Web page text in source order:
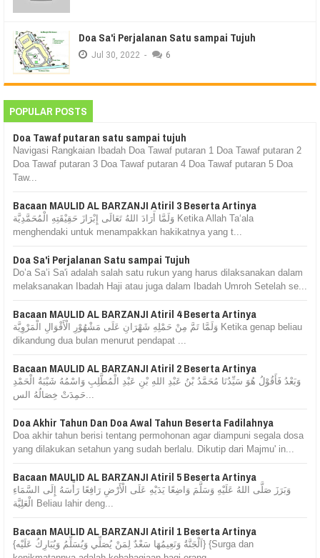
Doa Sa'i Perjalanan Satu sampai Tujuh
Jul 30, 2022 - 6
POPULAR POSTS
Doa Tawaf putaran satu sampai tujuh
Navigasi Rangkaian Ibadah Doa Tawaf putaran 1 Doa Tawaf putaran 2
Doa Tawaf putaran 3 Doa Tawaf putaran 4 Doa Tawaf putaran 5 Doa
Taw...
Bacaan MAULID AL BARZANJI Atiril 3 Beserta Artinya
وَلَمَّا أَرَادَ اللهُ تَعَالَى إِبْرَازَ حَقِيْقَتِهِ الْمُحَمَّدِيَّة Ketika Allah Ta‘ala
menghendaki untuk menampakkan hakikatnya yang t...
Doa Sa'i Perjalanan Satu sampai Tujuh
Do’a Sa’i Sa'i adalah salah satu rukun yang harus dilaksanakan dalam
melaksanakan Ibadah Haji atau juga dalam Ibadah Umroh Setelah se...
Bacaan MAULID AL BARZANJI Atiril 4 Beserta Artinya
وَلَمَّا تَمَّ مِنْ حَمْلِهِ شَهْرَانِ عَلَى مَشْهُوْرِ الْأَقْوَالِ الْمَرْوِيَّة Ketika genap beliau
dikandung dua bulan menurut pendapat ...
Bacaan MAULID AL BARZANJI Atiril 2 Beserta Artinya
وَبَعْدُ فَأَقُوْلُ هُوَ سَيِّدُنَا مُحَمَّدُ بْنُ عَبْدِ اللهِ بْنِ عَبْدِ الْمُطَّلِبِ وَاسْمُهُ شَيْبَةُ الْحَمْدِ
حَمِدَتْ خِصَالُهُ الس...
Doa Akhir Tahun Dan Doa Awal Tahun Beserta Fadilahnya
Doa akhir tahun berisi tentang permohonan agar diampuni segala dosa
yang dilakukan setahun yang sudah berlalu. Dikutip dari Majmu' in...
Bacaan MAULID AL BARZANJI Atiril 5 Beserta Artinya
وَبَرَزَ صَلَّى اللهُ عَلَيْهِ وَسَلَّمَ وَاضِعًا يَدَيْهِ عَلَى الْأَرْضِ رَافِعًا رَأْسَهُ إِلَى السَّمَاءِ
الْعَلِيَّة Beliau lahir deng...
Bacaan MAULID AL BARZANJI Atiril 1 Beserta Artinya
{اَلْجَنَّةُ وَنَعِيمُهَا سَعْدٌ لِمَنْ يُصَلِّي وَيُسَلِّمُ وَيُبَارِكُ عَلَيْه} {Surga dan